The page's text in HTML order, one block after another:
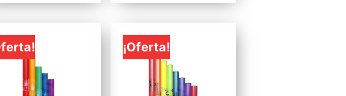
¡Oferta!